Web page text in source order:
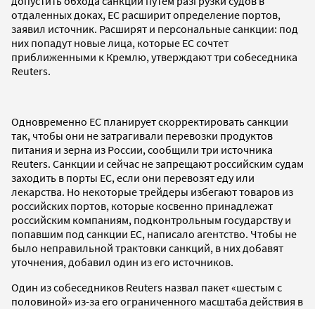
отдаленных доках, ЕС расширит определение портов,
заявил источник. Расширят и персональные санкции: под
них попадут новые лица, которые ЕС сочтет
приближенными к Кремлю, утверждают три собеседника
Reuters.
Одновременно ЕС планирует скорректировать санкции
так, чтобы они не затрагивали перевозки продуктов
питания и зерна из России, сообщили три источника
Reuters. Санкции и сейчас не запрещают российским судам
заходить в порты ЕС, если они перевозят еду или
лекарства. Но некоторые трейдеры избегают товаров из
российских портов, которые косвенно принадлежат
российским компаниям, подконтрольным государству и
попавшим под санкции ЕС, написало агентство. Чтобы не
было неправильной трактовки санкций, в них добавят
уточнения, добавил один из его источников.
Один из собеседников Reuters назвал пакет «шестым с
половиной» из-за его ограниченного масштаба действия в